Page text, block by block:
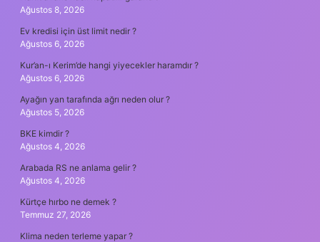
Ağustos 8, 2026
Ev kredisi için üst limit nedir ?
Ağustos 6, 2026
Kur’an-ı Kerim’de hangi yiyecekler haramdır ?
Ağustos 6, 2026
Ayağın yan tarafında ağrı neden olur ?
Ağustos 5, 2026
BKE kimdir ?
Ağustos 4, 2026
Arabada RS ne anlama gelir ?
Ağustos 4, 2026
Kürtçe hırbo ne demek ?
Temmuz 27, 2026
Klima neden terleme yapar ?